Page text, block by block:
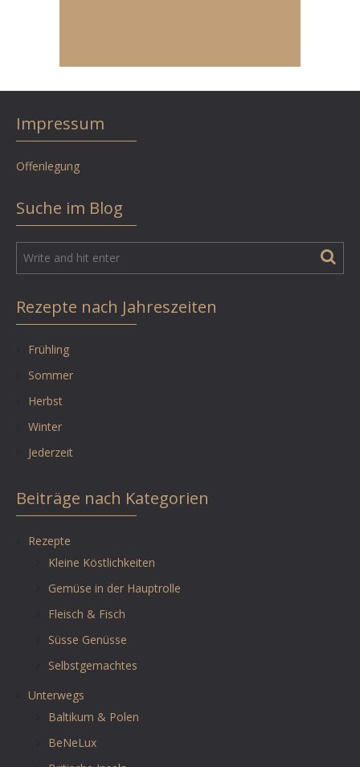
Impressum
Offenlegung
Suche im Blog
Rezepte nach Jahreszeiten
Frühling
Sommer
Herbst
Winter
Jederzeit
Beiträge nach Kategorien
Rezepte
Kleine Köstlichkeiten
Gemüse in der Hauptrolle
Fleisch & Fisch
Süsse Genüsse
Selbstgemachtes
Unterwegs
Baltikum & Polen
BeNeLux